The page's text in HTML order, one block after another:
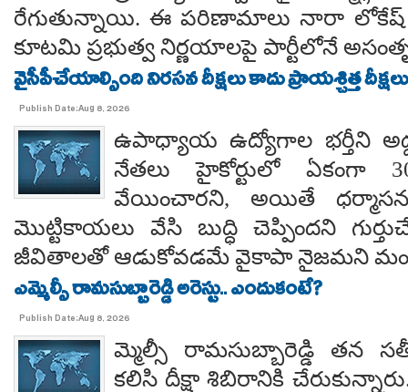
రేగుతున్నాయి. ఈ పరిణామాలు నారా లోకేష్
కూటమి ప్రభుత్వ నిర్ణయాలపై పార్టీలోనే
వైసీపీచేయాల్సింది నిరసన దీక్షలు కాదు ప్రాయశ్చిత్త
Publish Date:Aug 8, 2026
ఉపాధ్యాయ ఉద్యోగాల భర్తీని
నేతలు హైకోర్టులో ఏకంగా
వేయించారని, అయితే
మొట్టికాయలు వేసి బుద్ధి చెప్పిందని
జీవితాలతో ఆడుకోవడమే వైకాపా నైజమని
ఎమ్మెల్సీ రామసుబ్బారెడ్డి అరెస్టు.. ఎందుకంటే?
Publish Date:Aug 8, 2026
మ్మెల్సీ రామసుబ్బారెడ్డి తన
కలిసి దీక్షా శిబిరానికి